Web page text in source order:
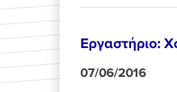
Εργαστήριο:
07/06/2016